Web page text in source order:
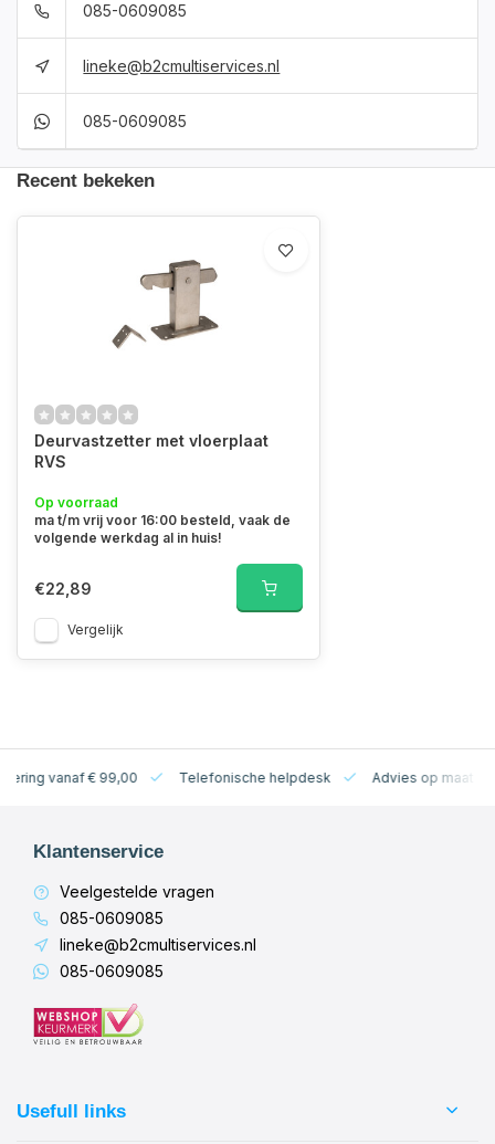
085-0609085
lineke@b2cmultiservices.nl
085-0609085
Recent bekeken
Deurvastzetter met vloerplaat
RVS
Op voorraad
ma t/m vrij voor 16:00 besteld, vaak de
volgende werkdag al in huis!
€22,89
Vergelijk
vanaf € 99,00 Telefonische helpdesk Advies op maat
Klantenservice
Veelgestelde vragen
085-0609085
lineke@b2cmultiservices.nl
085-0609085
Usefull links